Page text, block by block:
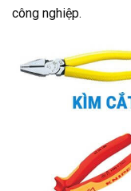
công nghiệp.